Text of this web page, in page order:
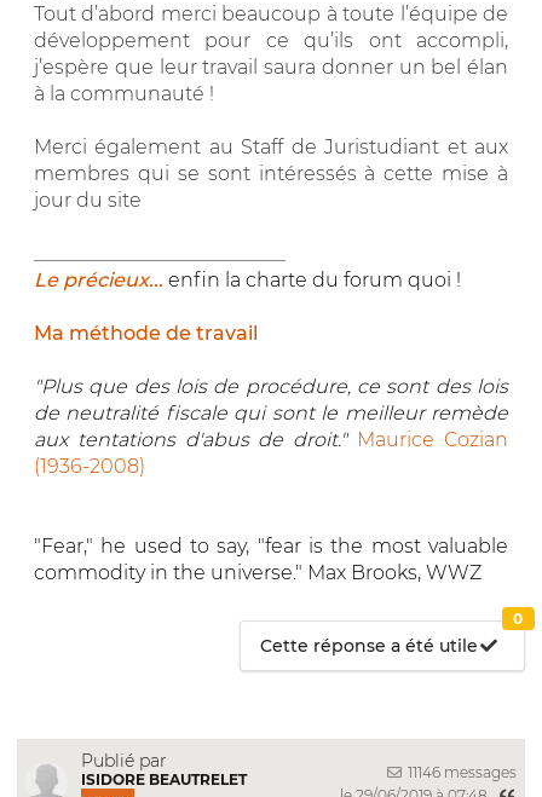
Tout d’abord merci beaucoup à toute l’équipe de
développement pour ce qu’ils ont accompli,
j’espère que leur travail saura donner un bel élan
à la communauté !
Merci également au Staff de Juristudiant et aux
membres qui se sont intéressés à cette mise à
jour du site
Le précieux... enfin la charte du forum quoi !
Ma méthode de travail
"Plus que des lois de procédure, ce sont des lois
de neutralité fiscale qui sont le meilleur remède
aux tentations d'abus de droit." Maurice Cozian
(1936-2008)
"Fear," he used to say, "fear is the most valuable
commodity in the universe." Max Brooks, WWZ
Cette réponse a été utile
0
Publié par
ISIDORE BEAUTRELET
11146 messages